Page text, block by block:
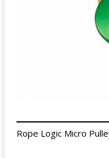
Rope Logic Micro